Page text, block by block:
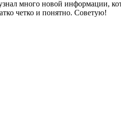
много новой информации,
четко и понятно. Советую!